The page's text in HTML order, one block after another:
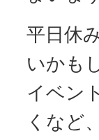
平日休
いかも
イベン
くなど